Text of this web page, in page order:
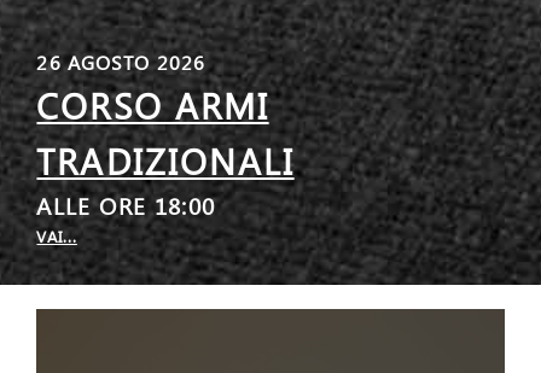
26 AGOSTO 2026
CORSO ARMI
TRADIZIONALI
ALLE ORE 18:00
VAI...